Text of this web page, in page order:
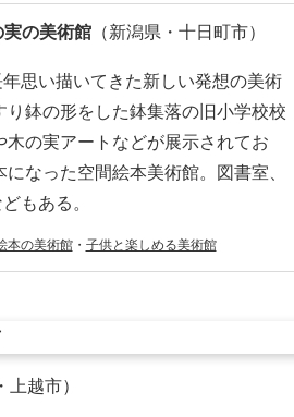
の美術館（新潟県・十日町市）
思い描いてきた新しい発想の美術
鉢の形をした鉢集落の旧小学校校
の実アートなどが展示されてお
なった空間絵本美術館。図書室、
もある。
本の美術館・ 子供と楽しめる美術館
越市）